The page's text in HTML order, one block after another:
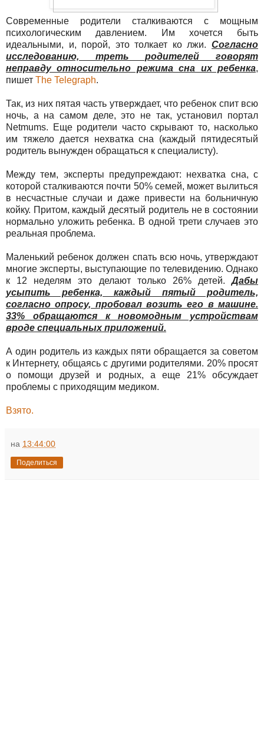
Современные родители сталкиваются с мощным
психологическим давлением. Им хочется быть
идеальными, и, порой, это толкает ко лжи. Согласно
исследованию, треть родителей говорят
неправду относительно режима сна их ребенка,
пишет The Telegraph.
Так, из них пятая часть утверждает, что ребенок спит всю
ночь, а на самом деле, это не так, установил портал
Netmums. Еще родители часто скрывают то, насколько
им тяжело дается нехватка сна (каждый пятидесятый
родитель вынужден обращаться к специалисту).
Между тем, эксперты предупреждают: нехватка сна, с
которой сталкиваются почти 50% семей, может вылиться
в несчастные случаи и даже привести на больничную
койку. Притом, каждый десятый родитель не в состоянии
нормально уложить ребенка. В одной трети случаев это
реальная проблема.
Маленький ребенок должен спать всю ночь, утверждают
многие эксперты, выступающие по телевидению. Однако
к 12 неделям это делают только 26% детей.Дабы
усыпить ребенка, каждый пятый родитель,
согласно опросу, пробовал возить его в машине.
33% обращаются к новомодным устройствам
вроде специальных приложений.
А один родитель из каждых пяти обращается за советом
к Интернету, общаясь с другими родителями. 20% просят
о помощи друзей и родных, а еще 21% обсуждает
проблемы с приходящим медиком.
Взято.
на 13:44:00
Поделиться